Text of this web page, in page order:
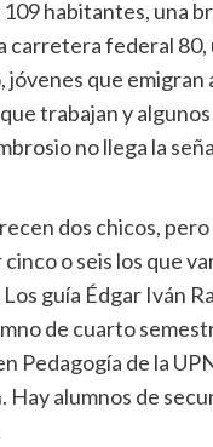
habitantes, una
carretera federal 80,
jóvenes que emigran
trabajan y algunos
no llega la
dos chicos,
o seis los que
guía Édgar Iván
de cuarto
Pedagogía de la
Hay alumnos de